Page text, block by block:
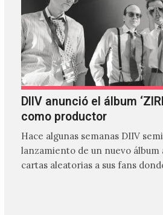
DIIV anunció el álbum
como productor
Hace algunas semanas DIIV
lanzamiento de un nuevo álbum
cartas aleatorias a sus fans